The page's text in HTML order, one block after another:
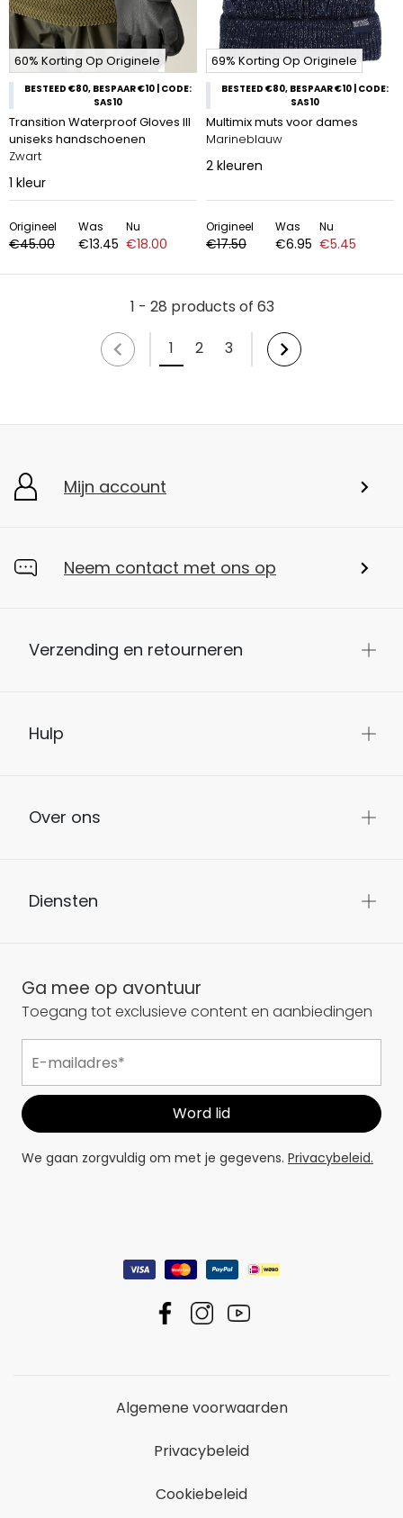
60% Korting Op Originele
BESTEED €80, BESPAAR €10 | CODE:
SAS10
Transition Waterproof Gloves III
uniseks handschoenen
Zwart
1 kleur
Origineel
€45.00
Was
€13.45
Nu
€18.00
69% Korting Op Originele
BESTEED €80, BESPAAR €10 | CODE:
SAS10
Multimix muts voor dames
Marineblauw
2 kleuren
Origineel
€17.50
Was
€6.95
Nu
€5.45
1 - 28 products of 63
1
2 3
Mijn account
Neem contact met ons op
Verzending en retourneren
Hulp
Over ons
Diensten
Ga mee op avontuur
Toegang tot exclusieve content en aanbiedingen
We gaan zorgvuldig om met je gegevens. Privacybeleid.
Algemene voorwaarden
Privacybeleid
Cookiebeleid